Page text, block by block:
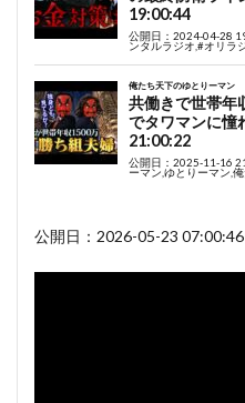
公開日：2026-05-23 07:00:46